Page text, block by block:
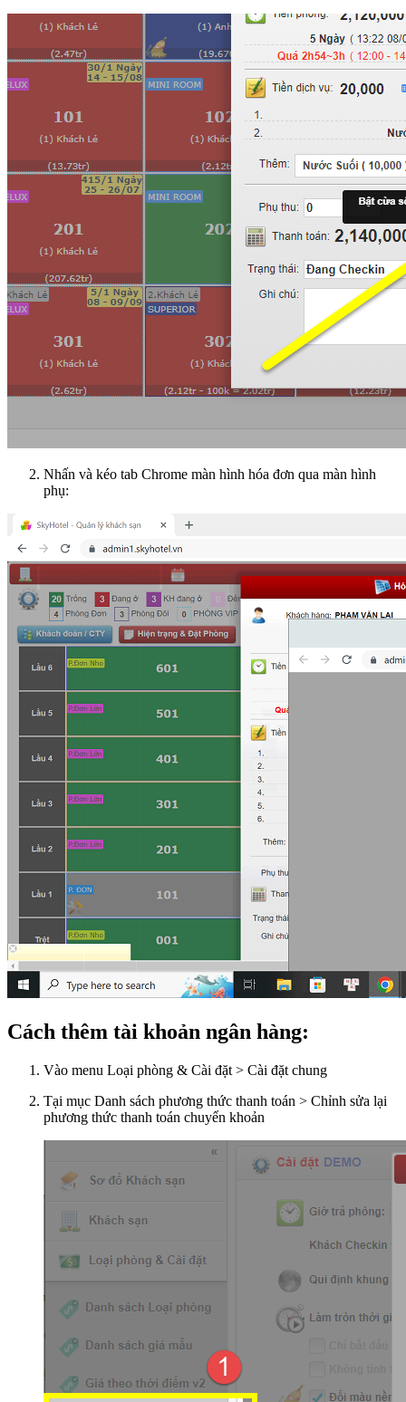
Nhấn và kéo tab Chrome màn hình hóa đơn qua màn hình
phụ:
Cách thêm tài khoản ngân hàng:
Vào menu Loại phòng & Cài đặt > Cài đặt chung
Tại mục Danh sách phương thức thanh toán > Chỉnh sửa lại
phương thức thanh toán chuyển khoản